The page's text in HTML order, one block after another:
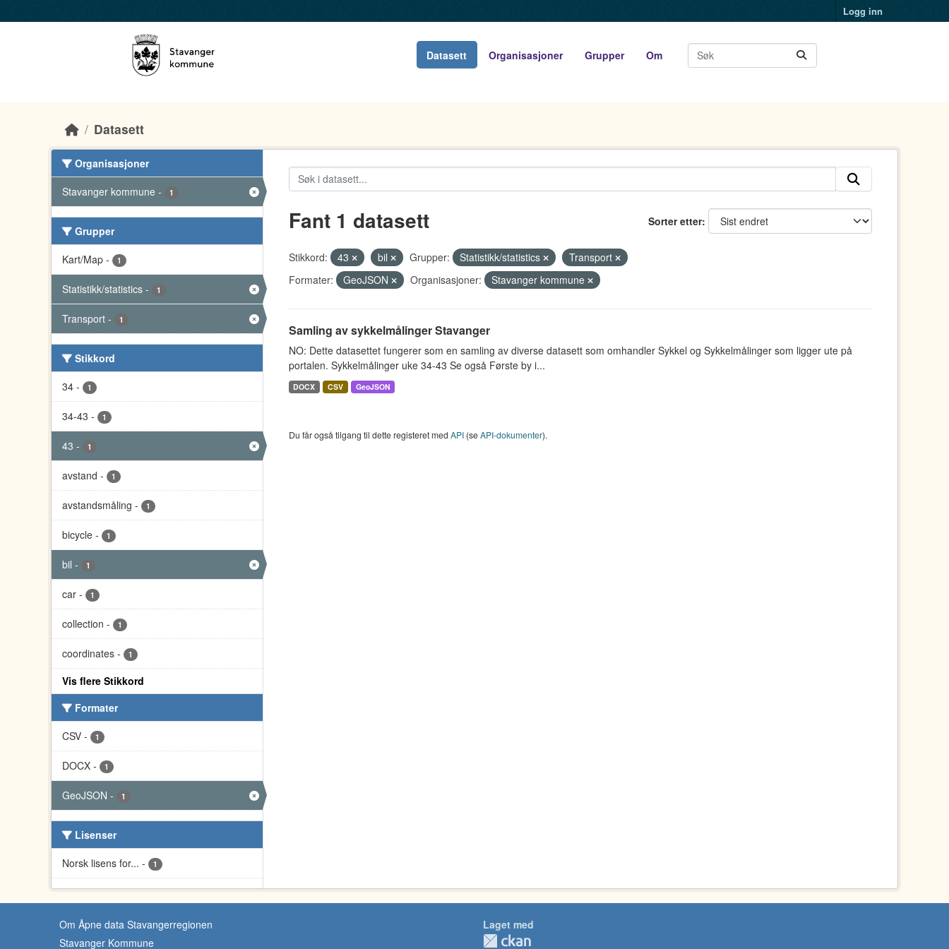
Logg inn
Datasett Organisasjoner Grupper Om
Datasett
Organisasjoner
Stavanger kommune - 1
Grupper
Kart/Map - 1
Statistikk/statistics - 1
Transport - 1
Stikkord
34 - 1
34-43 - 1
43 - 1
avstand - 1
avstandsmåling - 1
bicycle - 1
bil - 1
car - 1
collection - 1
coordinates - 1
Vis flere Stikkord
Formater
CSV - 1
DOCX - 1
GeoJSON - 1
Lisenser
Norsk lisens for... - 1
Sorter etter
Fant 1 datasett
Stikkord: 43 bil Grupper: Statistikk/statistics
Transport
Formater:
GeoJSON Organisasjoner: Stavanger kommune
Samling av sykkelmålinger Stavanger
NO: Dette datasettet fungerer som en samling av diverse datasett som omhandler Sykkel og Sykkelmålinger som ligger ute på
portalen. Sykkelmålinger uke 34-43 Se også Første by i...
DOCX CSV GeoJSON
Du får også tilgang til dette registeret med API(seAPI-dokumenter).
Om Åpne data Stavangerregionen
Stavanger Kommune
Laget med